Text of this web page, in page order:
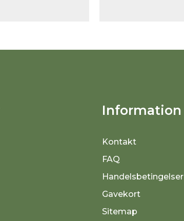
Information
Kontakt
FAQ
Handelsbetingelser
Gavekort
Sitemap